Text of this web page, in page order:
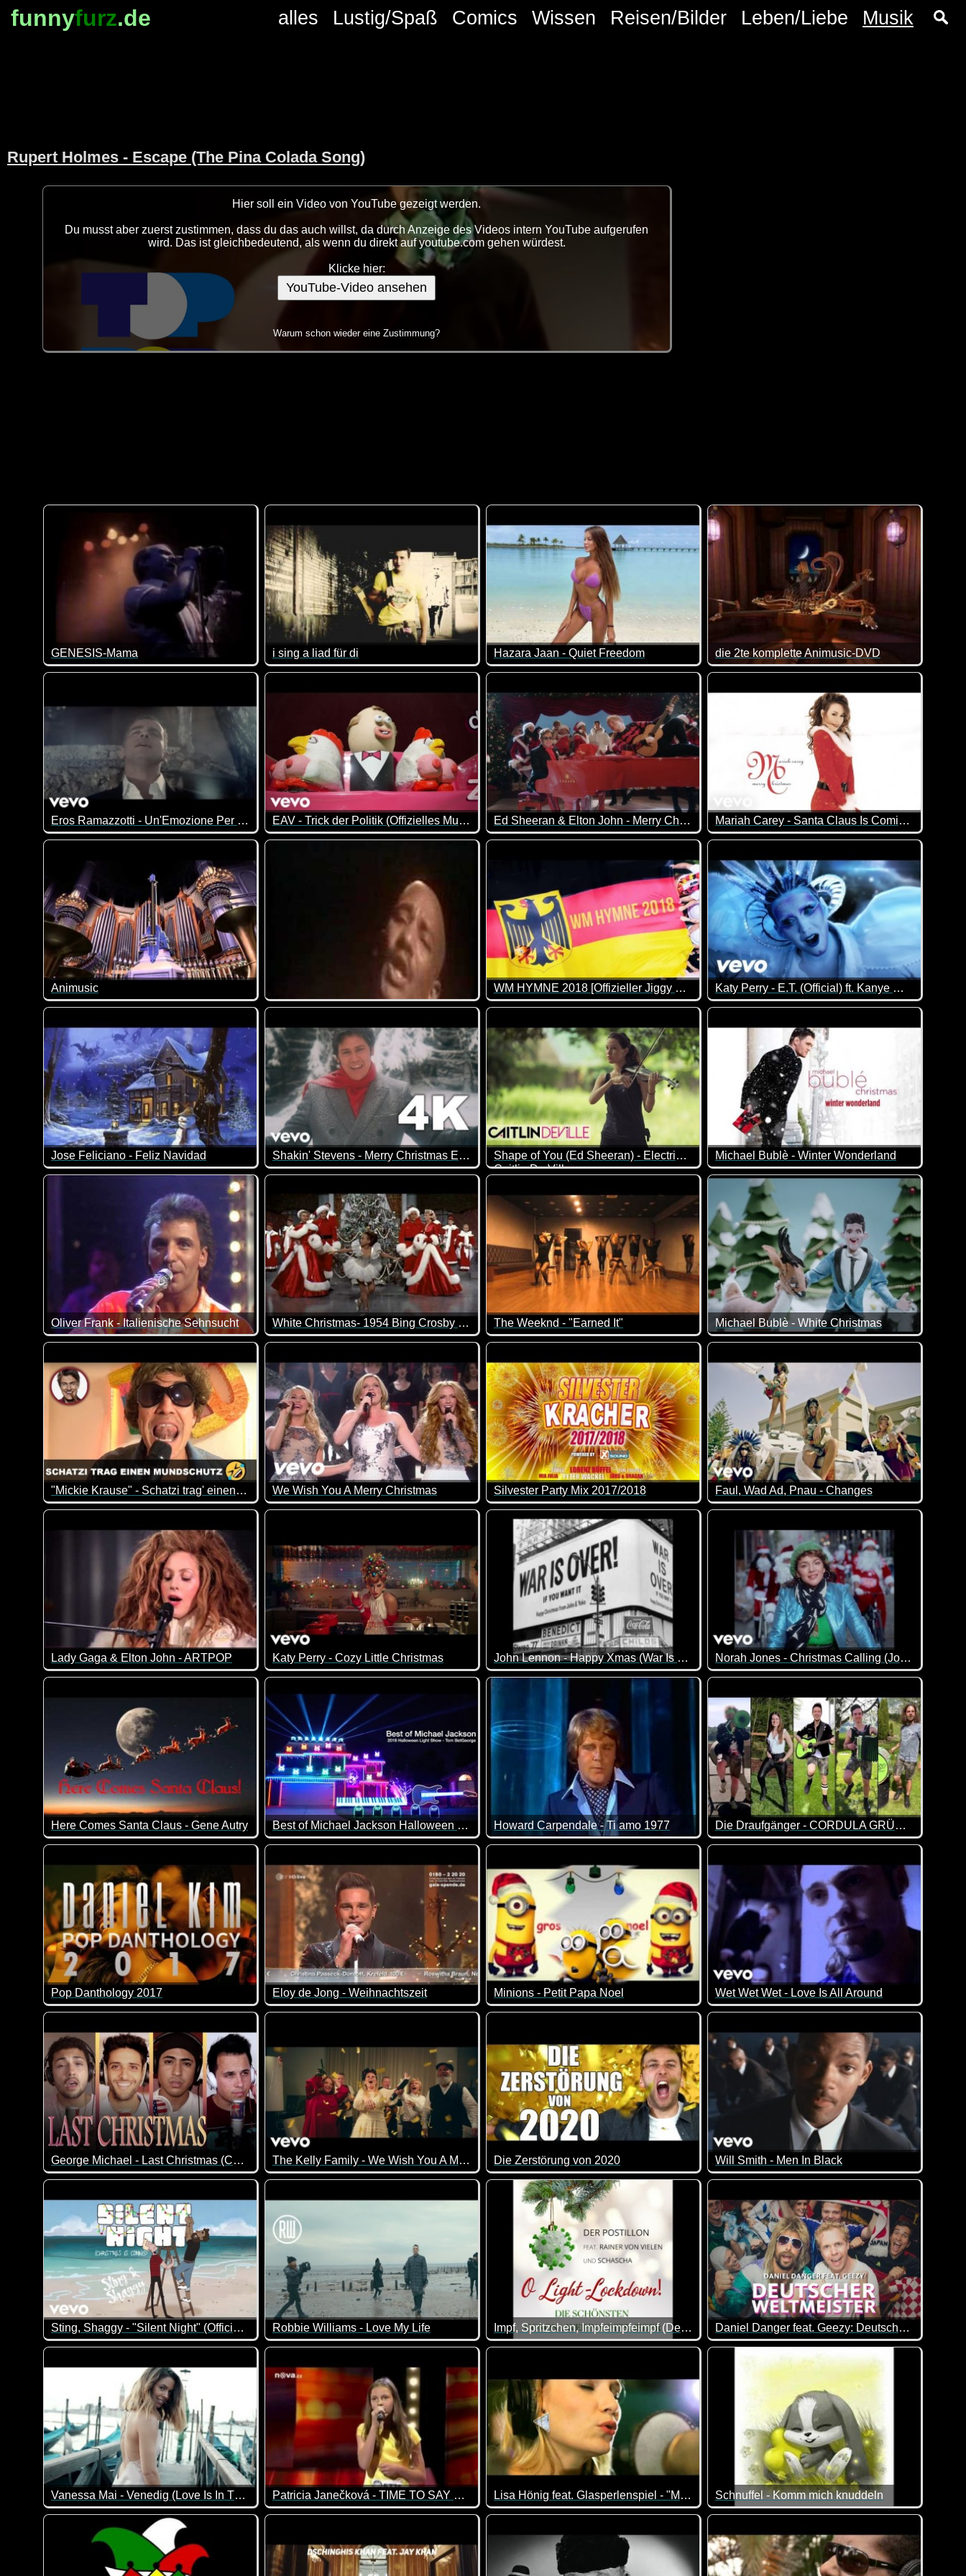
funnyfurz.de alles Lustig/Spaß Comics Wissen Reisen/Bilder Leben/Liebe Musik
Rupert Holmes - Escape (The Pina Colada Song)
Hier soll ein Video von YouTube gezeigt werden.
Du musst aber zuerst zustimmen, dass du das auch willst, da durch Anzeige des Videos intern YouTube aufgerufen
wird. Das ist gleichbedeutend, als wenn du direkt auf youtube.com gehen würdest.
Klicke hier:
YouTube-Video ansehen
Warum schon wieder eine Zustimmung?
GENESIS-Mama
i sing a liad für di
Das ist mal wieder ein richtig genialer Ohrwurm und Partystimmungsmacher.
Hazara Jaan - Quiet Freedom
klasse Musik mit tollen Bildern!
die 2te komplette Animusic-DVD
Nicht funny, aber tolle Musik. Wer diese Musik
Eros Ramazzotti - Un'Emozione Per Sempre EAV - Trick der Politik (Offizielles Musikvideo) Ed Sheeran & Elton John - Merry Christmas Mariah Carey - Santa Claus Is Comin' to Town
Animusic
Was für geniale computer-animierte Musik!
Hot Chocolate - It Started With A Kiss
WM HYMNE 2018 [Offizieller Jiggy WM Song] - JAY JIGGY Katy Perry - E.T. (Official) ft. Kanye West
Jose Feliciano - Feliz Navidad Shakin' Stevens - Merry Christmas Everyone
Shape of You (Ed Sheeran) - Electric Violin Cover
Caitlin De Ville
Michael Bublè - Winter Wonderland
Oliver Frank - Italienische Sehnsucht White Christmas- 1954 Bing Crosby & Danny Kaye
The Weeknd - "Earned It"
Was für ein cooles Video!
Michael Bublè - White Christmas
"Mickie Krause" - Schatzi trag' einen Mundschutz (Schenk mir ein Foto)
Schatzi trag' einen Mundschutz! Mundschutz überm Gesicht!
We Wish You A Merry Christmas
Silvester Party Mix 2017/2018
Über eine Stunde Party-Musik für Silvester ;-)
Faul, Wad Ad, Pnau - Changes
Die haben das ganze Klopapier verballert :-)
Lady Gaga & Elton John - ARTPOP Katy Perry - Cozy Little Christmas John Lennon - Happy Xmas (War Is Over) Norah Jones - Christmas Calling (Jolly Jones)
Here Comes Santa Claus - Gene Autry Best of Michael Jackson Halloween Light Show 2018 Howard Carpendale - Ti amo 1977
Die Draufgänger - CORDULA GRÜN (Quarantäne Session)
Auch in Quarantäne kann man gemeinsam
Pop Danthology 2017
Ein genialer Mix aus 50 Songs des Jahres 2017!
Eloy de Jong - Weihnachtszeit Minions - Petit Papa Noel Wet Wet Wet - Love Is All Around
George Michael - Last Christmas (Continuum Cover)
Das ist doch mal richtig gut gemacht!
The Kelly Family - We Wish You A Merry Christmas
Die Zerstörung von 2020
Was für ein historisches scheiß Jahr 2020! In diesem Musikvideo rechnet der Sänger mit
Will Smith - Men In Black
Sting, Shaggy - "Silent Night" (Official Audio) Robbie Williams - Love My Life Impf, Spritzchen, Impfeimpfeimpf (Der Postillon feat. Rainer von Vielen) Daniel Danger feat. Geezy: Deutscher Weltmeister (offizielles Musikvideo)
Vanessa Mai - Venedig (Love Is In The Air) (Official Video) Patricia Janečková - TIME TO SAY GOODBYE Lisa Hönig feat. Glasperlenspiel - "Mama"
Schnuffel - Komm mich knuddeln
Zum Weltknuddeltag passt dieses Liedchen